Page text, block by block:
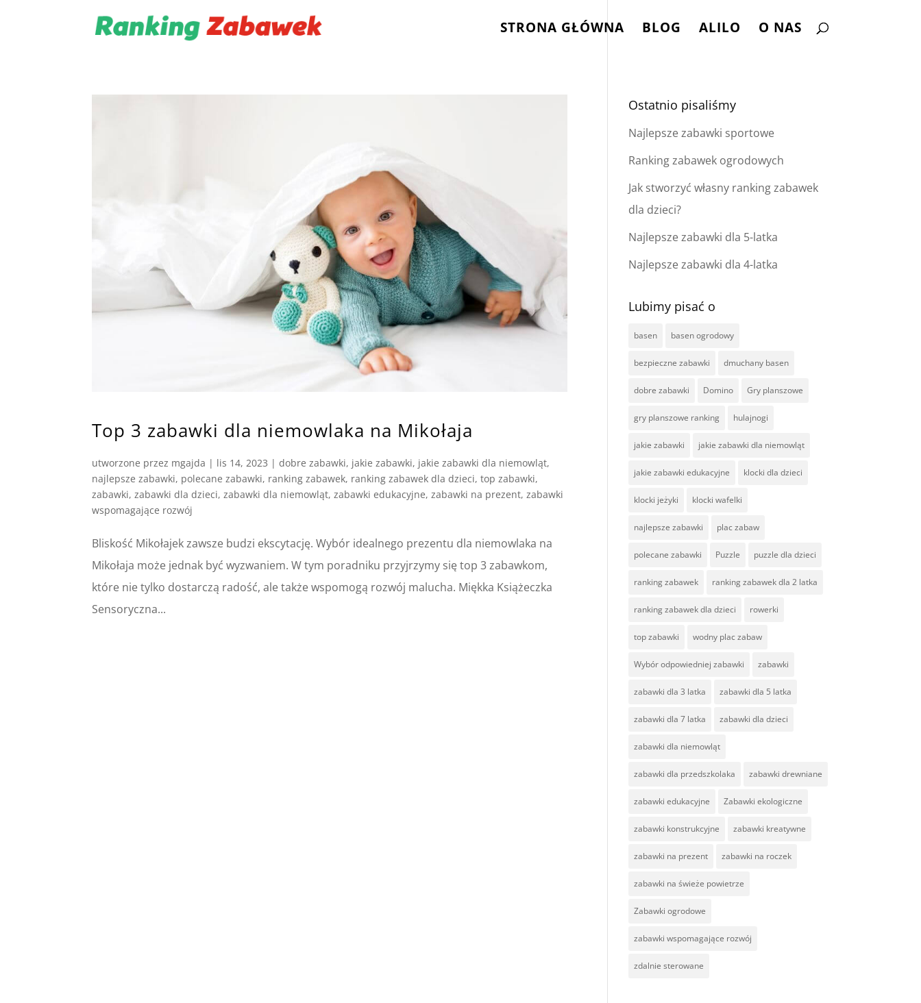
STRONA GŁÓWNA BLOG ALILO O NAS
Top 3 zabawki dla niemowlaka na Mikołaja
utworzone przez mgajda | lis 14, 2023 |dobre zabawki, jakie zabawki, jakie zabawki dla niemowląt,
najlepsze zabawki, polecane zabawki, ranking zabawek, ranking zabawek dla dzieci,top zabawki,
zabawki,zabawki dla dzieci,zabawki dla niemowląt,zabawki edukacyjne,zabawki na prezent,zabawki
wspomagające rozwój
Bliskość Mikołajek zawsze budzi ekscytację. Wybór idealnego prezentu dla niemowlaka na
Mikołaja może jednak być wyzwaniem. W tym poradniku przyjrzymy się top 3 zabawkom,
które nie tylko dostarczą radość, ale także wspomogą rozwój malucha. Miękka Książeczka
Sensoryczna...
Ostatnio pisaliśmy
Najlepsze zabawki sportowe
Ranking zabawek ogrodowych
Jak stworzyć własny ranking zabawek
dla dzieci?
Najlepsze zabawki dla 5-latka
Najlepsze zabawki dla 4-latka
Lubimy pisać o
basen basen ogrodowy
bezpieczne zabawki dmuchany basen
dobre zabawki Domino Gry planszowe
gry planszowe ranking hulajnogi
jakie zabawki jakie zabawki dla niemowląt
jakie zabawki edukacyjne klocki dla dzieci
klocki jeżyki klocki wafelki
najlepsze zabawki plac zabaw
polecane zabawki Puzzle puzzle dla dzieci
ranking zabawek ranking zabawek dla 2 latka
ranking zabawek dla dzieci rowerki
top zabawki wodny plac zabaw
Wybór odpowiedniej zabawki zabawki
zabawki dla 3 latka zabawki dla 5 latka
zabawki dla 7 latka zabawki dla dzieci
zabawki dla niemowląt
zabawki dla przedszkolaka zabawki drewniane
zabawki edukacyjne Zabawki ekologiczne
zabawki konstrukcyjne zabawki kreatywne
zabawki na prezent zabawki na roczek
zabawki na świeże powietrze
Zabawki ogrodowe
zabawki wspomagające rozwój
zdalnie sterowane